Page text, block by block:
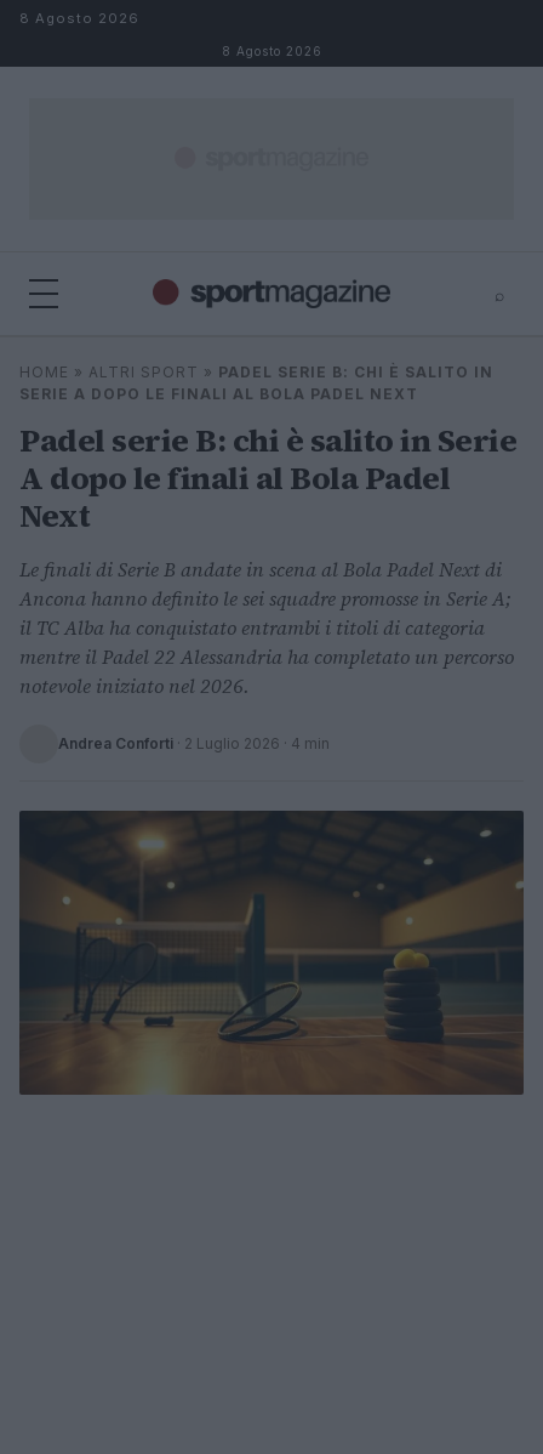
Salta al contenuto
8 Agosto 2026
8 Agosto 2026
⌕
Cerca
⌕
HOME » ALTRI SPORT » PADEL SERIE B: CHI È SALITO IN
SERIE A DOPO LE FINALI AL BOLA PADEL NEXT
Padel serie B: chi è salito in Serie
A dopo le finali al Bola Padel
Next
Le finali di Serie B andate in scena al Bola Padel Next di
Ancona hanno definito le sei squadre promosse in Serie A;
il TC Alba ha conquistato entrambi i titoli di categoria
mentre il Padel 22 Alessandria ha completato un percorso
notevole iniziato nel 2026.
Andrea Conforti · 2 Luglio 2026 · 4 min